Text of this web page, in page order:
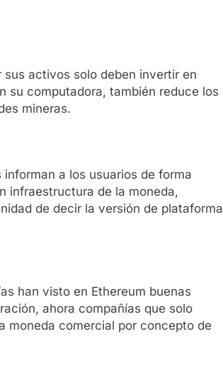
activos solo deben invertir en
su computadora, también reduce los
mineras.
a los usuarios de forma
infraestructura de la moneda,
de decir la versión de plataforma
han visto en Ethereum buenas
ahora compañías que solo
moneda comercial por concepto de